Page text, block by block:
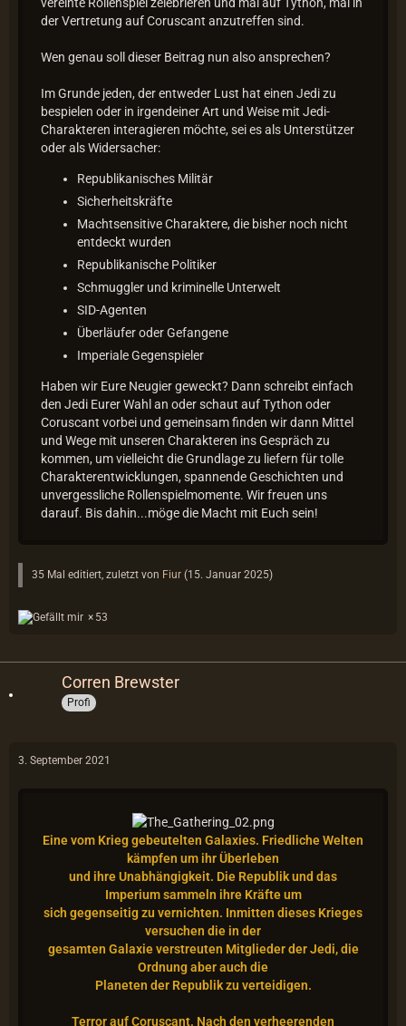
der Vertretung auf Coruscant anzutreffen sind.
Wen genau soll dieser Beitrag nun also ansprechen?
Im Grunde jeden, der entweder Lust hat einen Jedi zu
bespielen oder in irgendeiner Art und Weise mit Jedi-
Charakteren interagieren möchte, sei es als Unterstützer
oder als Widersacher:
Republikanisches Militär
Sicherheitskräfte
Machtsensitive Charaktere, die bisher noch nicht
entdeckt wurden
Republikanische Politiker
Schmuggler und kriminelle Unterwelt
SID-Agenten
Überläufer oder Gefangene
Imperiale Gegenspieler
Haben wir Eure Neugier geweckt? Dann schreibt einfach
den Jedi Eurer Wahl an oder schaut auf Tython oder
Coruscant vorbei und gemeinsam finden wir dann Mittel
und Wege mit unseren Charakteren ins Gespräch zu
kommen, um vielleicht die Grundlage zu liefern für tolle
Charakterentwicklungen, spannende Geschichten und
unvergessliche Rollenspielmomente. Wir freuen uns
darauf. Bis dahin...möge die Macht mit Euch sein!
35 Mal editiert, zuletzt von Fiur (15. Januar 2025)
53
Corren Brewster
Profi
3. September 2021
Eine vom Krieg gebeutelten Galaxies. Friedliche Welten
kämpfen um ihr Überleben
und ihre Unabhängigkeit. Die Republik und das
Imperium sammeln ihre Kräfte um
sich gegenseitig zu vernichten. Inmitten dieses Krieges
versuchen die in der
gesamten Galaxie verstreuten Mitglieder der Jedi, die
Ordnung aber auch die
Planeten der Republik zu verteidigen.
Terror auf Coruscant. Nach den verheerenden